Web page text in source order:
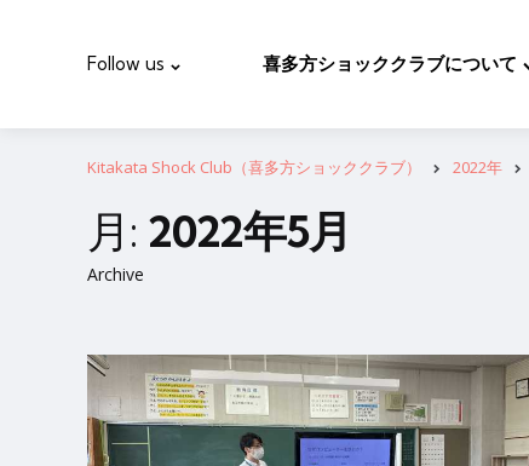
Follow us 喜多方ショッククラブについて
Kitakata Shock Club（喜多方ショッククラブ） 2022年
Archive
月: 2022年5月